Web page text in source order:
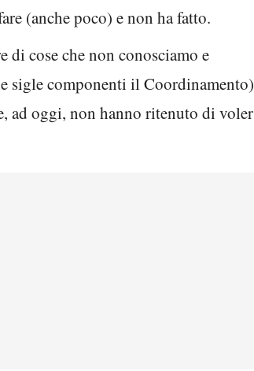
(anche poco) e non ha fatto.
di cose che non conosciamo e
sigle componenti il Coordinamento)
ad oggi, non hanno ritenuto di voler